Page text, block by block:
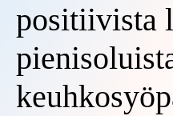
positiivista